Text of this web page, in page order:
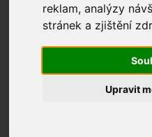
reklam, analýzy
stránek a zjištění
Upravit